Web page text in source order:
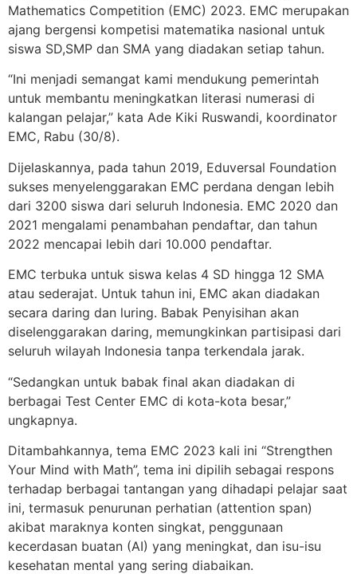
Mathematics Competition (EMC) 2023. EMC merupakan
ajang bergensi kompetisi matematika nasional untuk
siswa SD,SMP dan SMA yang diadakan setiap tahun.
“Ini menjadi semangat kami mendukung pemerintah
untuk membantu meningkatkan literasi numerasi di
kalangan pelajar,” kata Ade Kiki Ruswandi, koordinator
EMC, Rabu (30/8).
Dijelaskannya, pada tahun 2019, Eduversal Foundation
sukses menyelenggarakan EMC perdana dengan lebih
dari 3200 siswa dari seluruh Indonesia. EMC 2020 dan
2021 mengalami penambahan pendaftar, dan tahun
2022 mencapai lebih dari 10.000 pendaftar.
EMC terbuka untuk siswa kelas 4 SD hingga 12 SMA
atau sederajat. Untuk tahun ini, EMC akan diadakan
secara daring dan luring. Babak Penyisihan akan
diselenggarakan daring, memungkinkan partisipasi dari
seluruh wilayah Indonesia tanpa terkendala jarak.
“Sedangkan untuk babak final akan diadakan di
berbagai Test Center EMC di kota-kota besar,”
ungkapnya.
Ditambahkannya, tema EMC 2023 kali ini “Strengthen
Your Mind with Math”, tema ini dipilih sebagai respons
terhadap berbagai tantangan yang dihadapi pelajar saat
ini, termasuk penurunan perhatian (attention span)
akibat maraknya konten singkat, penggunaan
kecerdasan buatan (AI) yang meningkat, dan isu-isu
kesehatan mental yang sering diabaikan.